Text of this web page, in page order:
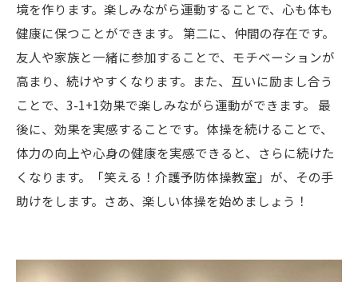
境を作ります。楽しみながら運動することで、心も体も
健康に保つことができます。 第二に、仲間の存在です。
友人や家族と一緒に参加することで、モチベーションが
高まり、続けやすくなります。また、互いに励まし合う
ことで、3-1+1効果で楽しみながら運動ができます。 最
後に、効果を実感することです。体操を続けることで、
体力の向上や心身の健康を実感できると、さらに続けた
くなります。「笑える！介護予防体操教室」が、その手
助けをします。さあ、楽しい体操を始めましょう！